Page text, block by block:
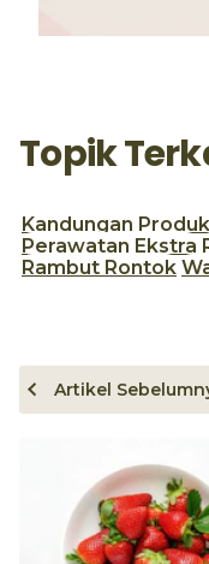
Topik
Kandungan Produk
Perawatan Ekstra
Rambut Rontok
Artikel